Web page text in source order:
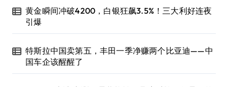
黄金瞬间冲破4200，白银狂飙3.5%！三大利好连夜
引爆
特斯拉中国卖第五，丰田一季净赚两个比亚迪——中
国车企该醒醒了